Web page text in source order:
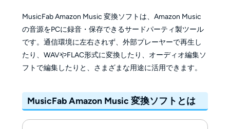
MusicFab Amazon Music 変換ソフトは、Amazon Music
の音源をPCに録音・保存できるサードパーティ製ツール
です。通信環境に左右されず、外部プレーヤーで再生し
たり、WAVやFLAC形式に変換したり、オーディオ編集ソ
フトで編集したりと、さまざまな用途に活用できます。
MusicFab Amazon Music 変換ソフトとは